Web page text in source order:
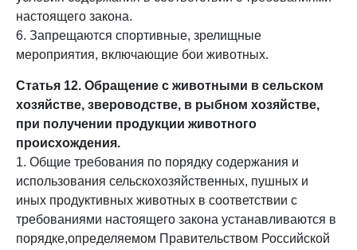
настоящего закона.
6. Запрещаются спортивные, зрелищные
мероприятия, включающие бои животных.
Статья 12. Обращение с животными в сельском
хозяйстве, звероводстве, в рыбном хозяйстве,
при получении продукции животного
происхождения.
1. Общие требования по порядку содержания и
использования сельскохозяйственных, пушных и
иных продуктивных животных в соответствии с
требованиями настоящего закона устанавливаются в
порядке,определяемом Правительством Российской